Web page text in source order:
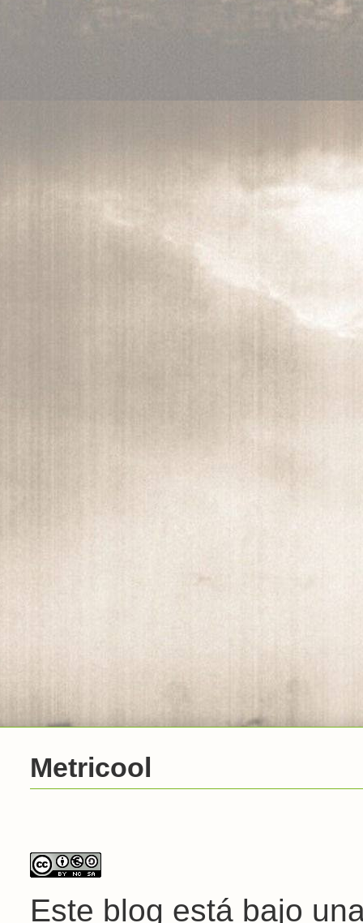
Metricool
Este blog está bajo